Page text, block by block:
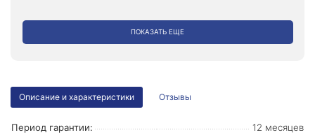
ПОКАЗАТЬ ЕЩЕ
Описание и характеристики Отзывы
Период гарантии:
12 месяцев